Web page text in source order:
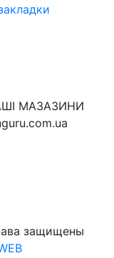
МАЗАЗИНИ
защищены